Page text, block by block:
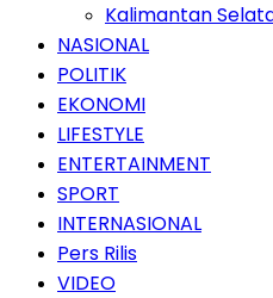
Kalimantan
NASIONAL
POLITIK
EKONOMI
LIFESTYLE
ENTERTAINMENT
SPORT
INTERNASIONAL
Pers Rilis
VIDEO